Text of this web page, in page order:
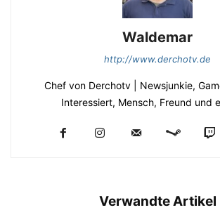
Waldemar
http://www.derchotv.de
Chef von Derchotv | Newsjunkie,
Interessiert, Mensch, Freund und
Verwandte Artikel